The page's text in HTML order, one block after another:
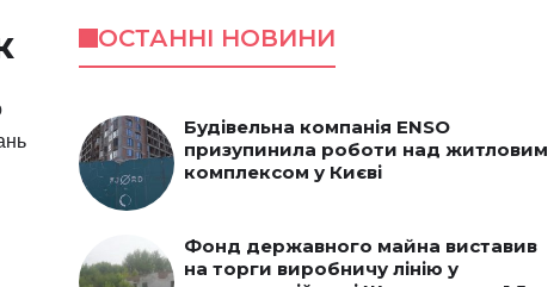
ОСТАННІ НОВИНИ
Будівельна компанія ENSO
призупинила роботи над житловим
комплексом у Києві
Фонд державного майна виставив
на торги виробничу лінію у